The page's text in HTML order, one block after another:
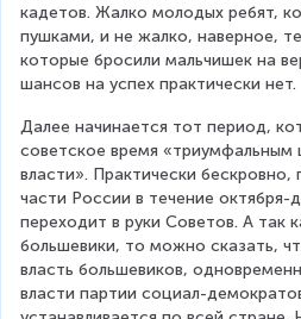
кадетов. Жалко молодых ребят,
пушками, и не жалко, наверное,
которые бросили мальчишек на
шансов на успех практически нет.
Далее начинается тот период,
советское время «триумфальным
власти». Практически бескровно,
части России в течение октября-
переходит в руки Советов. А так
большевики, то можно сказать,
власть большевиков,
власти партии социал-